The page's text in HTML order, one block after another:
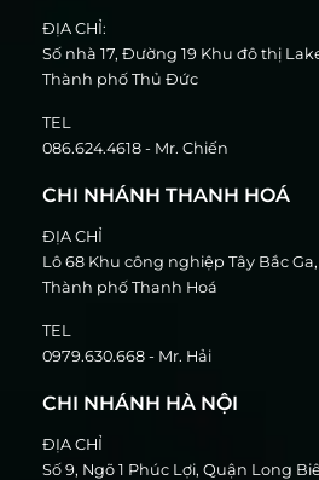
ĐỊA CHỈ:
Số nhà 17, Đường 19 Khu đô thị
Thành phố Thủ Đức
TEL
086.624.4618 - Mr. Chiến
CHI NHÁNH THANH HOÁ
ĐỊA CHỈ
Lô 68 Khu công nghiệp Tây Bắc
Thành phố Thanh Hoá
TEL
0979.630.668 - Mr. Hải
CHI NHÁNH HÀ NỘI
ĐỊA CHỈ
Số 9, Ngõ 1 Phúc Lợi, Quận Long